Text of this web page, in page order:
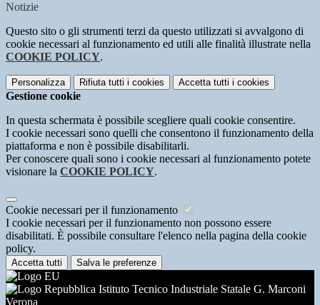
Notizie
Questo sito o gli strumenti terzi da questo utilizzati si avvalgono di
cookie necessari al funzionamento ed utili alle finalità illustrate nella
COOKIE POLICY.
Personalizza Rifiuta tutti i cookies Accetta tutti i cookies
Gestione cookie
In questa schermata è possibile scegliere quali cookie consentire.
I cookie necessari sono quelli che consentono il funzionamento della
piattaforma e non è possibile disabilitarli.
Per conoscere quali sono i cookie necessari al funzionamento potete
visionare la COOKIE POLICY.
Cookie necessari per il funzionamento
I cookie necessari per il funzionamento non possono essere
disabilitati. È possibile consultare l'elenco nella pagina della cookie
policy.
Accetta tutti Salva le preferenze
Istituto Tecnico Industriale Statale G. Marconi
Verona